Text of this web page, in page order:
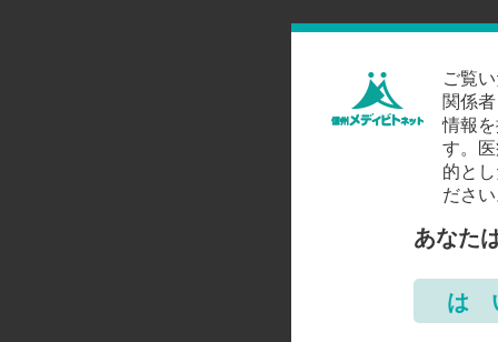
ご覧
関係
情報
す。
的と
ださ
あなた
は